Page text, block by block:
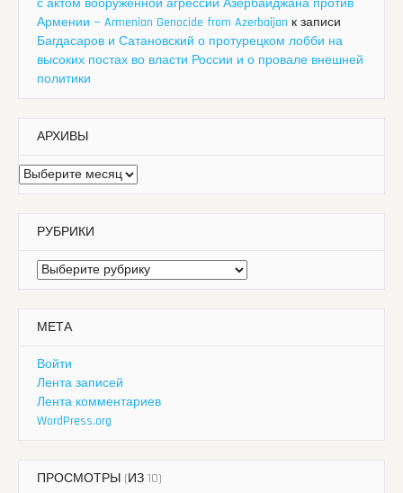
с актом вооружённой агрессии Азербайджана против
Армении — Armenian Genocide from Azerbaijan к записи
Багдасаров и Сатановский о протурецком лобби на
высоких постах во власти России и о провале внешней
политики
АРХИВЫ
Архивы
РУБРИКИ
Рубрики
МЕТА
Войти
Лента записей
Лента комментариев
WordPress.org
ПРОСМОТРЫ (ИЗ 10)